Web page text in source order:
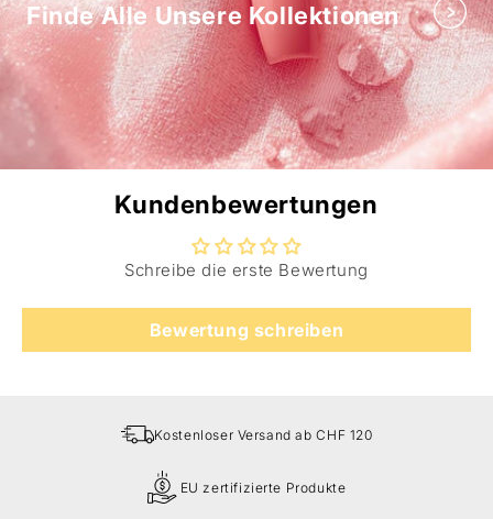
Finde Alle Unsere Kollektionen
Kundenbewertungen
Schreibe die erste Bewertung
Bewertung schreiben
Kostenloser Versand ab CHF 120
EU zertifizierte Produkte